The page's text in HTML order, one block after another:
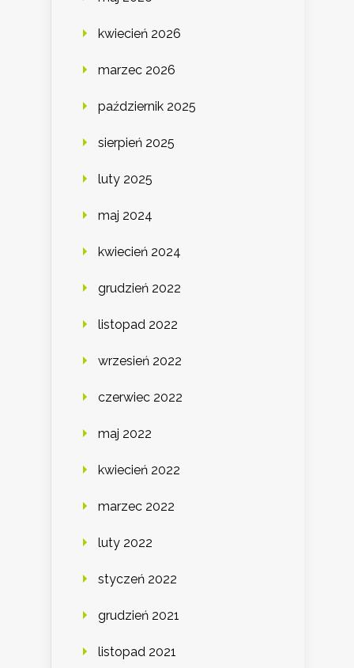
kwiecień 2026
marzec 2026
październik 2025
sierpień 2025
luty 2025
maj 2024
kwiecień 2024
grudzień 2022
listopad 2022
wrzesień 2022
czerwiec 2022
maj 2022
kwiecień 2022
marzec 2022
luty 2022
styczeń 2022
grudzień 2021
listopad 2021